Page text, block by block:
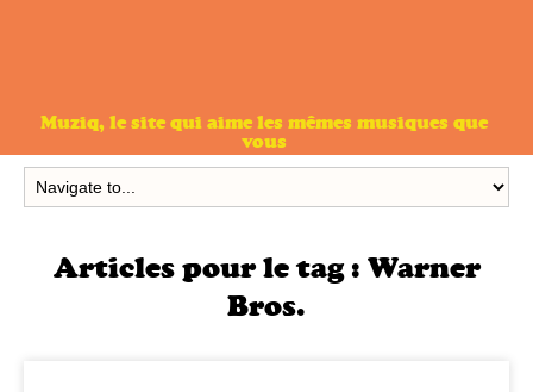
Muziq, le site qui aime les mêmes musiques que
vous
Articles pour le tag : Warner
Bros.